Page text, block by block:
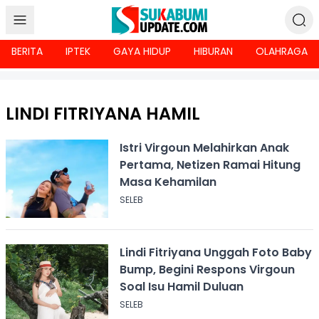
BERITA IPTEK GAYA HIDUP HIBURAN OLAHRAGA
LINDI FITRIYANA HAMIL
Istri Virgoun Melahirkan Anak
Pertama, Netizen Ramai Hitung
Masa Kehamilan
SELEB
Lindi Fitriyana Unggah Foto Baby
Bump, Begini Respons Virgoun
Soal Isu Hamil Duluan
SELEB